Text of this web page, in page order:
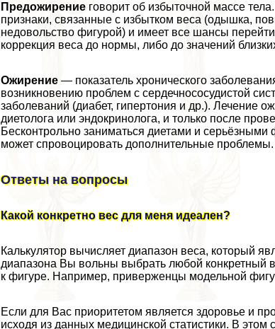
Предожирение говорит об избыточной массе
признаки, связанные с избытком веса (одышка,
недовольство фигурой) и имеет все шансы
коррекция веса до нормы, либо до значений
Ожирение — показатель хронического
возникновению проблем с сердечнососудистой
заболеваний (диабет, гипертония и др.). Лечение
диетолога или эндокринолога, и только после
Бесконтрольно заниматься диетами и серьёзными
может спровоцировать дополнительные проблемы.
Ответы на вопросы
Какой конкретно вес для меня идеален?
Калькулятор вычисляет диапазон веса, который
диапазона Вы вольны выбрать любой конкретный
к фигуре. Например, приверженцы модельной
Если для Вас приоритетом является здоровье и
исходя из данных медицинской статистики. В